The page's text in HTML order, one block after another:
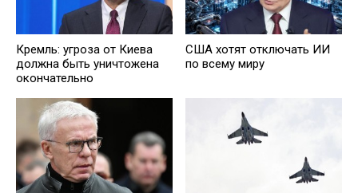
Кремль: угроза от Киева
должна быть уничтожена
окончательно
США хотят отключать ИИ
по всему миру